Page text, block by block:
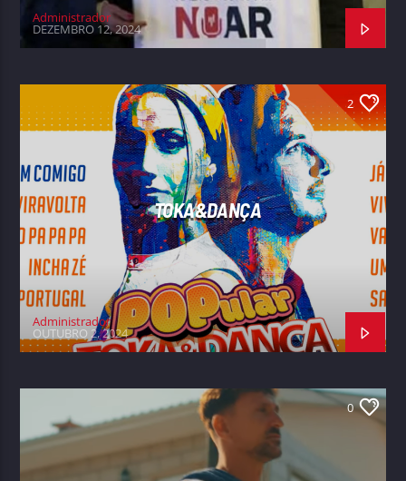
Administrador
DEZEMBRO 12, 2024
2
TOKA&DANÇA
Administrador
OUTUBRO 2, 2024
0